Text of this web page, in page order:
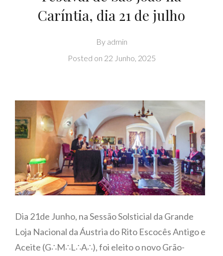
Caríntia, dia 21 de julho
By admin
Posted on 22 Junho, 2025
Dia 21de Junho, na Sessão Solsticial da Grande
Loja Nacional da Áustria do Rito Escocês Antigo e
Aceite (G∴M∴L∴A∴), foi eleito o novo Grão-